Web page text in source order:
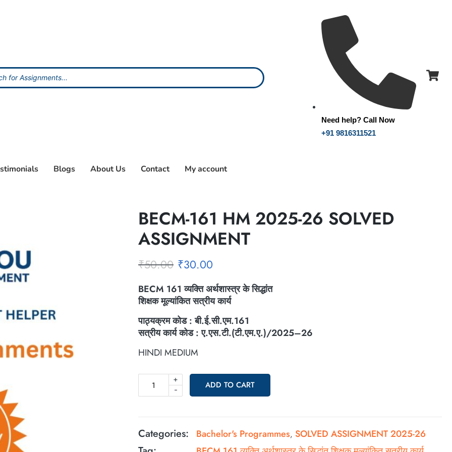
Need help? Call Now
+91 9816311521
Blogs About Us Contact My account
BECM-161 HM 2025-26 SOLVED
ASSIGNMENT
₹50.00 ₹30.00
BECM 161व्यक्ति अर्थशास्त्र के सिद्धांत
शिक्षक मूल्यांकित सत्रीय कार्य
पाठ्यक्रम कोड : बी.ई.सी.एम.161
सत्रीय कार्य कोड : ए.एस.टी.(टी.एम.ए.)/2025–26
HINDI MEDIUM
-
+
ADD TO CART
Categories: Bachelor's Programmes, SOLVED ASSIGNMENT 2025-26